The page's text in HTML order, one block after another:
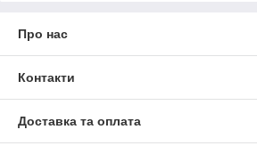
Про нас
Контакти
Доставка та оплата